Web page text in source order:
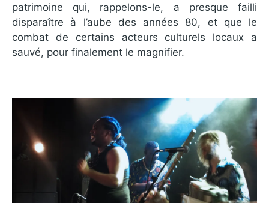
patrimoine qui, rappelons-le, a presque failli
disparaître à l’aube des années 80, et que le
combat de certains acteurs culturels locaux a
sauvé, pour finalement le magnifier.